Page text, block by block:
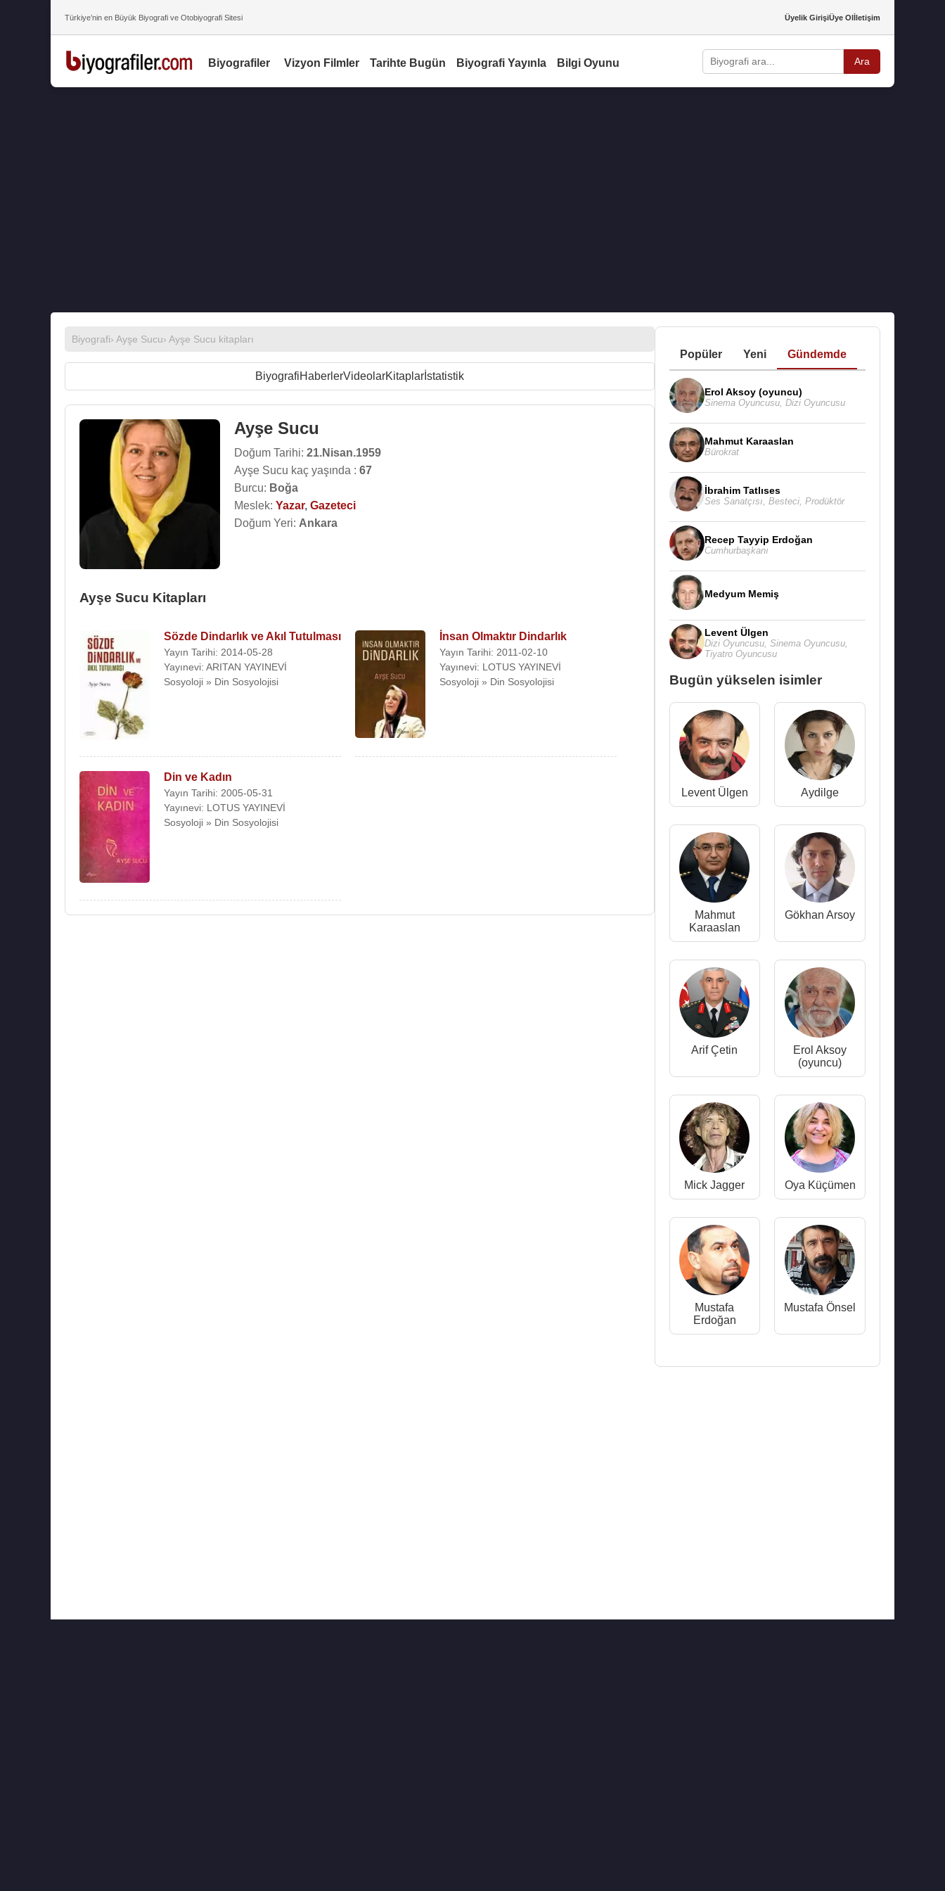
Türkiye’nin en Büyük Biyografi ve Otobiyografi Sitesi Üyelik GirişiÜye Olİletişim
Biyografiler Vizyon Filmler Tarihte Bugün Biyografi Yayınla Bilgi Oyunu Ara
Biyografi› Ayşe Sucu› Ayşe Sucu kitapları
BiyografiHaberlerVideolarKitaplarİstatistik
Ayşe Sucu
Doğum Tarihi: 21.Nisan.1959
Ayşe Sucu kaç yaşında : 67
Burcu: Boğa
Meslek: Yazar, Gazeteci
Doğum Yeri: Ankara
Ayşe Sucu Kitapları
Sözde Dindarlık ve Akıl Tutulması
Yayın Tarihi: 2014-05-28
Yayınevi: ARITAN YAYINEVİ
Sosyoloji » Din Sosyolojisi
İnsan Olmaktır Dindarlık
Yayın Tarihi: 2011-02-10
Yayınevi: LOTUS YAYINEVİ
Sosyoloji » Din Sosyolojisi
Din ve Kadın
Yayın Tarihi: 2005-05-31
Yayınevi: LOTUS YAYINEVİ
Sosyoloji » Din Sosyolojisi
Popüler Yeni Gündemde
Erol Aksoy (oyuncu)
Sinema Oyuncusu, Dizi Oyuncusu
Mahmut Karaaslan
Bürokrat
İbrahim Tatlıses
Ses Sanatçısı Besteci, Prodüktör
Recep Tayyip Erdoğan
Cumhurbaşkanı
Medyum Memiş
Levent Ülgen
Dizi Oyuncusu, Sinema Oyuncusu,
Tiyatro Oyuncusu
Bugün yükselen isimler
Levent Ülgen Aydilge
Mahmut
Karaaslan
Gökhan Arsoy
Arif Çetin
Erol Aksoy
(oyuncu)
Mick Jagger Oya Küçümen
Mustafa
Erdoğan
Mustafa Önsel